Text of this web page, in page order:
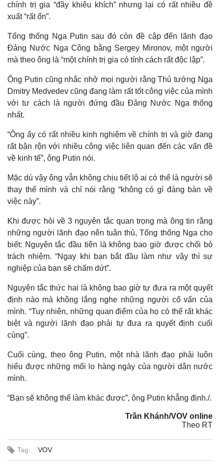
Pháp luật
Vụ án
Tin nóng
Tư vấn luật
Quân sự - Quốc phòng
Vũ khí
Việt Nam
chính trị gia “đầy khiêu khích” nhưng lại có rất nhiều đề
xuất “rất ổn”.
Tổng thống Nga Putin sau đó còn đề cập đến lãnh đạo
Đảng Nước Nga Công bằng Sergey Mironov, một người
mà theo ông là “một chính trị gia có tính cách rất độc lập”.
Ông Putin cũng nhắc nhở mọi người rằng Thủ tướng Nga
Dmitry Medvedev cũng đang làm rất tốt công việc của mình
với tư cách là người đứng đầu Đảng Nước Nga thống
nhất.
“Ông ấy có rất nhiều kinh nghiệm về chính trị và giờ đang
rất bận rộn với nhiều công việc liên quan đến các vấn đề
về kinh tế”, ông Putin nói.
Mặc dù vậy ông vẫn không chịu tiết lộ ai có thể là người sẽ
thay thế mình và chỉ nói rằng “không có gì đáng bàn về
việc này”.
Khi được hỏi về 3 nguyên tắc quan trọng mà ông tin rằng
những người lãnh đạo nên tuân thủ, Tổng thống Nga cho
biết: Nguyên tắc đầu tiên là không bao giờ được chối bỏ
trách nhiệm. “Ngay khi bạn bắt đầu làm như vậy thì sự
nghiệp của bạn sẽ chấm dứt”.
Nguyên tắc thức hai là không bao giờ tự đưa ra một quyết
định nào mà không lắng nghe những người cố vấn của
mình. “Tuy nhiên, những quan điểm của họ có thể rất khác
biệt và người lãnh đạo phải tự đưa ra quyết định cuối
cùng”.
Cuối cùng, theo ông Putin, một nhà lãnh đạo phải luôn
hiểu được những mối lo hàng ngày của người dân nước
mình.
“Bạn sẽ không thể làm khác được”, ông Putin khẳng định./.
Trần Khánh/VOV online
Theo RT
Tag: VOV